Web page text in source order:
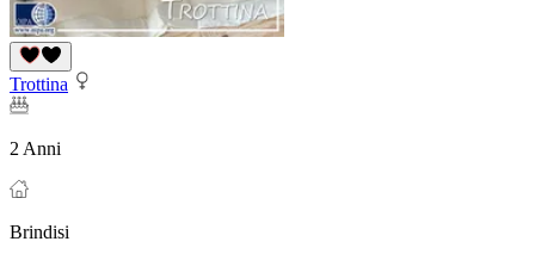
Trottina
2 Anni
Brindisi